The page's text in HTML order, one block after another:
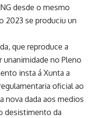
desde o mesmo
2023 se produciu un
que reproduce a
unanimidade no Pleno
insta á Xunta a
oficial ao
nova dada aos medios
desistimento da